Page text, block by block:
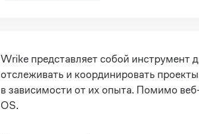
Wrike представляет собой инструмент
отслеживать и координировать
в зависимости от их опыта. Помимо
OS.